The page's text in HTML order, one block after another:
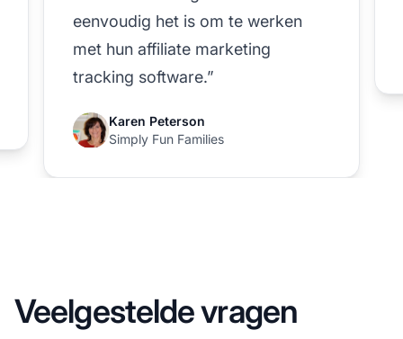
eenvoudig het is om te werken
met hun affiliate marketing
tracking software.”
Karen Peterson
Simply Fun Families
Veelgestelde vragen